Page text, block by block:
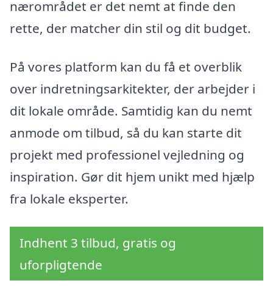
nærområdet er det nemt at finde den
rette, der matcher din stil og dit budget.
På vores platform kan du få et overblik
over indretningsarkitekter, der arbejder i
dit lokale område. Samtidig kan du nemt
anmode om tilbud, så du kan starte dit
projekt med professionel vejledning og
inspiration. Gør dit hjem unikt med hjælp
fra lokale eksperter.
Indhent 3 tilbud, gratis og
uforpligtende